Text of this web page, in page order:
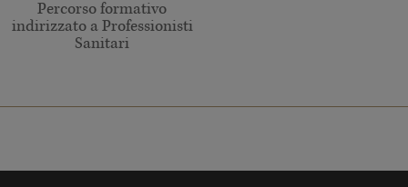
Percorso formativo
indirizzato a Professionisti
Sanitari